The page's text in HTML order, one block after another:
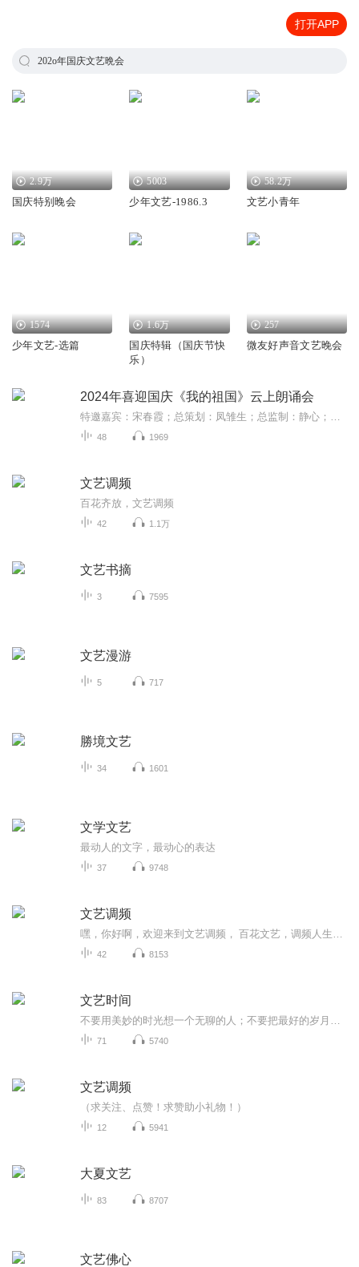
打开APP
202o年国庆文艺晩会
2.9万
国庆特别晚会
5003
少年文艺-1986.3
58.2万
文艺小青年
1574
少年文艺-选篇
1.6万
国庆特辑（国庆节快
乐）
257
微友好声音文艺晚会
2024年喜迎国庆《我的祖国》云上朗诵会
48 1969
文艺调频
百花齐放，文艺调频
42 1.1万
文艺书摘
3 7595
文艺漫游
5 717
勝境文艺
34 1601
文学文艺
最动人的文字，最动心的表达
37 9748
文艺调频
42 8153
文艺时间
71 5740
文艺调频
（求关注、点赞！求赞助小礼物！）
12 5941
大夏文艺
83 8707
文艺佛心